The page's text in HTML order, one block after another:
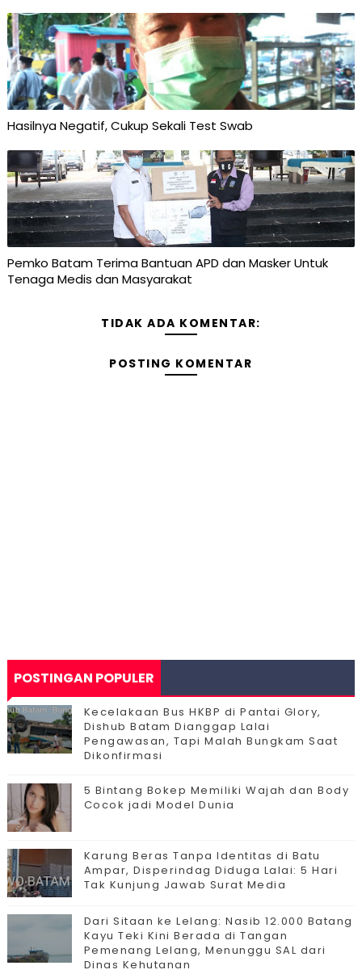
Hasilnya Negatif, Cukup Sekali Test Swab
Pemko Batam Terima Bantuan APD dan Masker Untuk
Tenaga Medis dan Masyarakat
TIDAK ADA KOMENTAR:
POSTING KOMENTAR
POSTINGAN POPULER
Kecelakaan Bus HKBP di Pantai Glory,
Dishub Batam Dianggap Lalai
Pengawasan, Tapi Malah Bungkam Saat
Dikonfirmasi
5 Bintang Bokep Memiliki Wajah dan Body
Cocok jadi Model Dunia
Karung Beras Tanpa Identitas di Batu
Ampar, Disperindag Diduga Lalai: 5 Hari
Tak Kunjung Jawab Surat Media
Dari Sitaan ke Lelang: Nasib 12.000 Batang
Kayu Teki Kini Berada di Tangan
Pemenang Lelang, Menunggu SAL dari
Dinas Kehutanan